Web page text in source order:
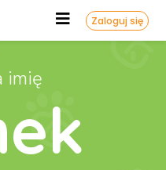
Zaloguj się
imię